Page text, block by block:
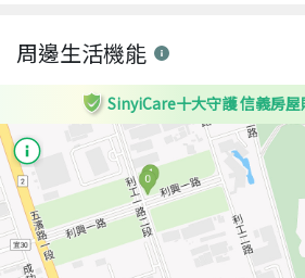
周邊生活機能
SinyiCare十大守護 信義房